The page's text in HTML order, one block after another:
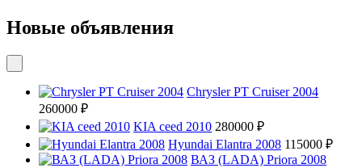
Новые объявления
Chrysler PT Cruiser 2004
260000 ₽
KIA ceed 2010 280000 ₽
Hyundai Elantra 2008 115000 ₽
ВАЗ (LADA) Priora 2008